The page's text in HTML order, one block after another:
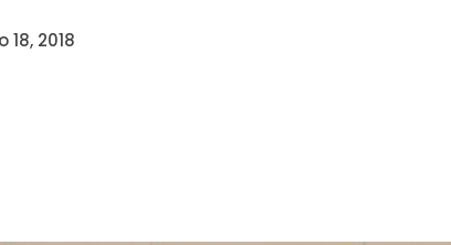
18, 2018